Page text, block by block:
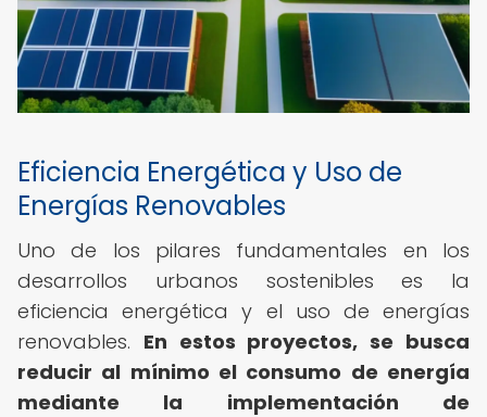
Eficiencia Energética y Uso de
Energías Renovables
Uno de los pilares fundamentales en los
desarrollos urbanos sostenibles es la
eficiencia energética y el uso de energías
renovables. En estos proyectos, se busca
reducir al mínimo el consumo de energía
mediante la implementación de